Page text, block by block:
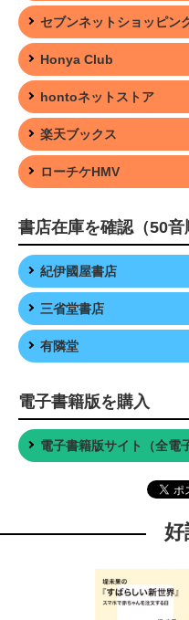
セブンネットショッピン
Honya Club
hontoネットストア
楽天ブックス
ローチケHMV
書店在庫を確認（50音
紀伊國屋書店
三省堂書店
有隣堂
電子書籍版を購入
電子書籍版サイト（全電
好